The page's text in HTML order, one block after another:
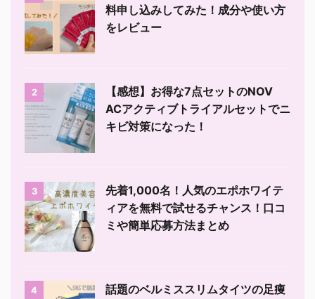
料申し込みしてみた！成分や使い方
をレビュー
2
【感想】お得な7点セットのNOV
ACアクティブトライアルセットでニ
キビ対策になった！
3
先着1,000名！人気のエポホワイテ
ィアを無料で試せるチャンス！口コ
ミや簡単応募方法まとめ
4
話題のベルミススリムタイツの足痩